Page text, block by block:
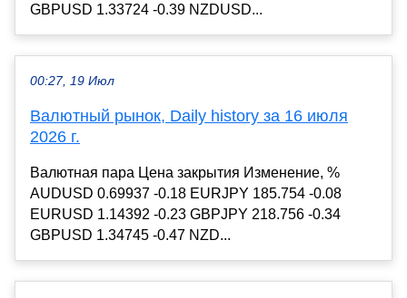
GBPUSD 1.33724 -0.39 NZDUSD...
00:27, 19 Июл
Валютный рынок, Daily history за 16 июля
2026 г.
Валютная пара Цена закрытия Изменение, %
AUDUSD 0.69937 -0.18 EURJPY 185.754 -0.08
EURUSD 1.14392 -0.23 GBPJPY 218.756 -0.34
GBPUSD 1.34745 -0.47 NZD...